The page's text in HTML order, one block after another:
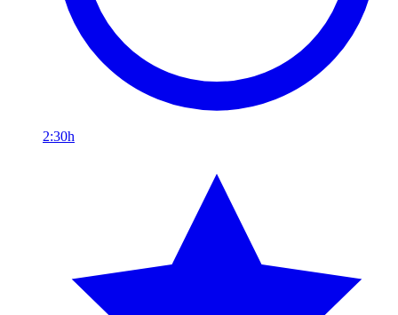
2:30h